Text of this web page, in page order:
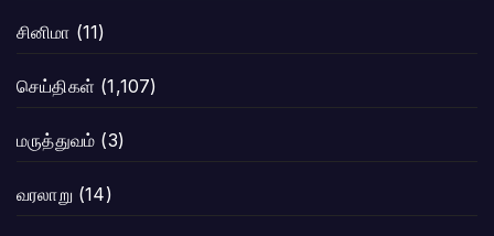
சினிமா (11)
செய்திகள் (1,107)
மருத்துவம் (3)
வரலாறு (14)